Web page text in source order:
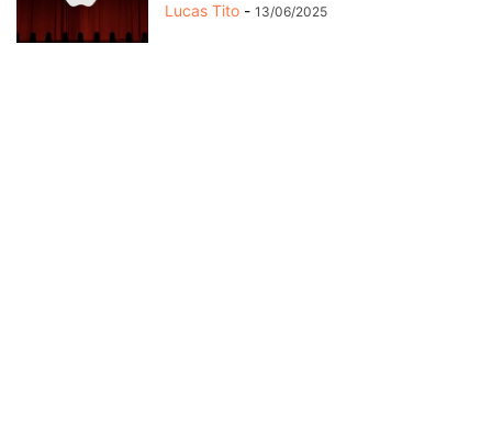
Lucas Tito - 13/06/2025